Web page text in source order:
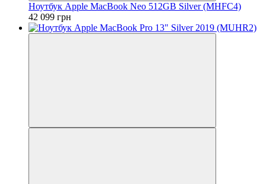
Ноутбук Apple MacBook Neo 512GB Silver (MHFC4)
42 099 грн